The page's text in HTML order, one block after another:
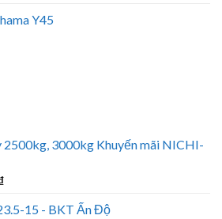
Y45
2500kg, 3000kg Khuyến mãi NICHI-
15 - BKT Ấn Độ